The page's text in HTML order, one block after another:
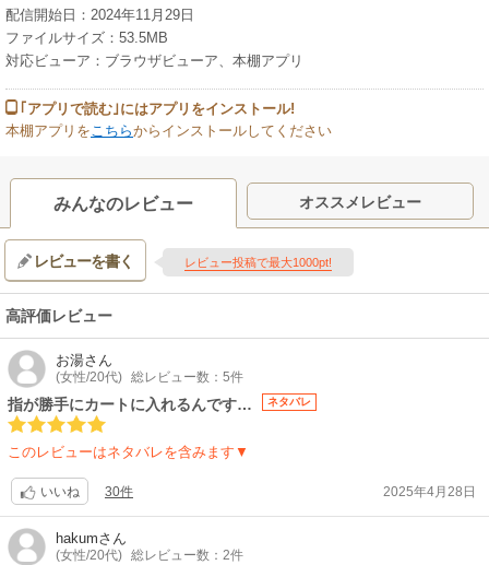
配信開始日：2024年11月29日
ファイルサイズ：53.5MB
対応ビューア：ブラウザビューア、本棚アプリ
｢アプリで読む｣にはアプリをインストール!
本棚アプリを こちらからインストールしてください
みんなのレビュー オススメレビュー
レビューを書く レビュー投稿で最大1000pt!
高評価レビュー
お湯さん
(女性/20代) 総レビュー数：5件
指が勝手にカートに入れるんです… ネタバレ
このレビューはネタバレを含みます▼
いいね 30件 2025年4月28日
hakumさん
(女性/20代) 総レビュー数：2件